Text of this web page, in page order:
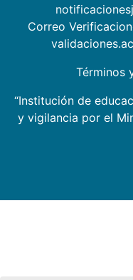
Correo
Términos
“Institución de
y vigilancia por el